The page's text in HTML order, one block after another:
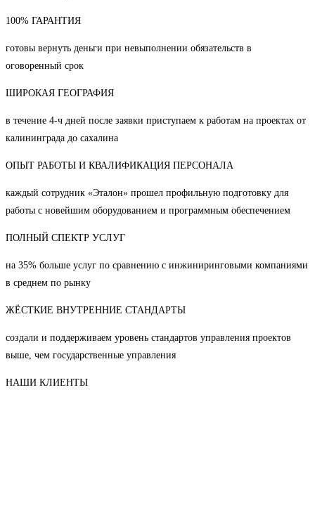
100% ГАРАНТИЯ
готовы вернуть деньги при невыполнении обязательств в
оговоренный срок
ШИРОКАЯ ГЕОГРАФИЯ
в течение 4-ч дней после заявки приступаем к работам на проектах от
калининграда до сахалина
ОПЫТ РАБОТЫ И КВАЛИФИКАЦИЯ ПЕРСОНАЛА
каждый сотрудник «Эталон» прошел профильную подготовку для
работы с новейшим оборудованием и программным обеспечением
ПОЛНЫЙ СПЕКТР УСЛУГ
на 35% больше услуг по сравнению с инжиниринговыми компаниями
в среднем по рынку
ЖЁСТКИЕ ВНУТРЕННИЕ СТАНДАРТЫ
создали и поддерживаем уровень стандартов управления проектов
выше, чем государственные управления
НАШИ КЛИЕНТЫ